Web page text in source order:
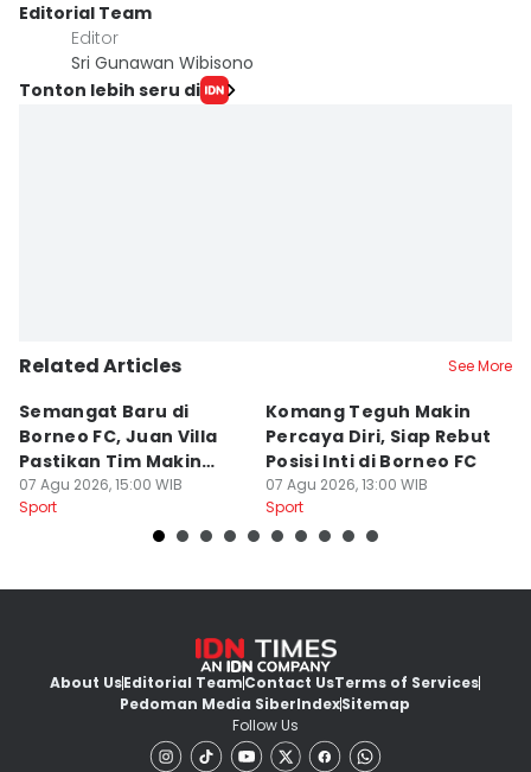
Editorial Team
Editor
Sri Gunawan Wibisono
Tonton lebih seru di
Related Articles See More
Semangat Baru di
Borneo FC, Juan Villa
Pastikan Tim Makin
Kompak
07 Agu 2026, 15:00 WIB
Sport
Komang Teguh Makin
Percaya Diri, Siap Rebut
Posisi Inti di Borneo FC
07 Agu 2026, 13:00 WIB
Sport
About UsEditorial TeamContact UsTerms of Services
Pedoman Media SiberIndexSitemap
Follow Us